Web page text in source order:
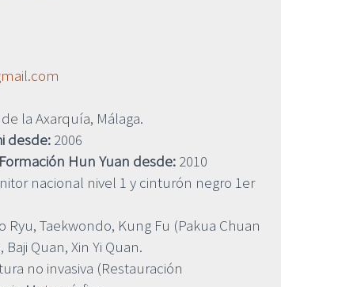
la Axarquía, Málaga.
desde: 2006
Hun Yuan desde: 2010
nacional nivel 1 y cinturón negro 1er
Ryu, Taekwondo, Kung Fu (Pakua Chuan
Quan, Xin Yi Quan.
no invasiva (Restauración